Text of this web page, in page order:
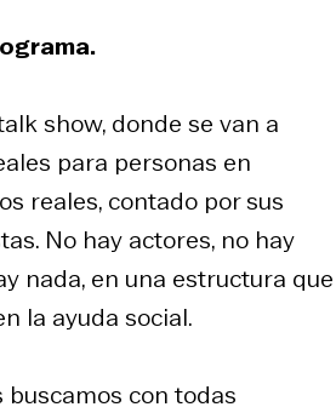
show, donde se van a
para personas en
reales, contado por sus
No hay actores, no hay
nada, en una estructura que
la ayuda social.
con todas